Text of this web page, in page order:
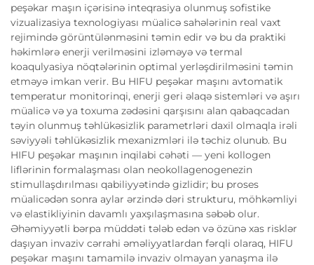
peşəkar maşın içərisinə inteqrasiya olunmuş sofistike
vizualizasiya texnologiyası müalicə sahələrinin real vaxt
rejimində görüntülənməsini təmin edir və bu da praktiki
həkimlərə enerji verilməsini izləməyə və termal
koaqulyasiya nöqtələrinin optimal yerləşdirilməsini təmin
etməyə imkan verir. Bu HIFU peşəkar maşını avtomatik
temperatur monitorinqi, enerji geri əlaqə sistemləri və aşırı
müalicə və ya toxuma zədəsini qarşısını alan qabaqcadan
təyin olunmuş təhlükəsizlik parametrləri daxil olmaqla irəli
səviyyəli təhlükəsizlik mexanizmləri ilə təchiz olunub. Bu
HIFU peşəkar maşının inqilabi cəhəti — yeni kollogen
liflərinin formalaşması olan neokollagenogenezin
stimullaşdırılması qabiliyyətində gizlidir; bu proses
müalicədən sonra aylar ərzində dəri strukturu, möhkəmliyi
və elastikliyinin davamlı yaxşılaşmasına səbəb olur.
Əhəmiyyətli bərpa müddəti tələb edən və özünə xas risklər
daşıyan invaziv cərrahi əməliyyatlardan fərqli olaraq, HIFU
peşəkar maşını tamamilə invaziv olmayan yanaşma ilə